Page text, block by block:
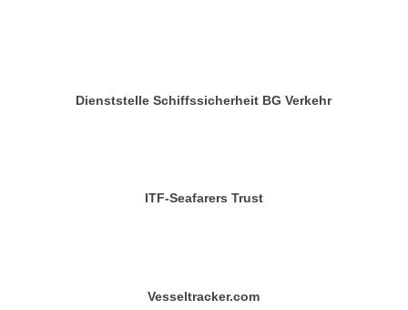
Dienststelle Schiffssicherheit BG Verkehr
ITF-Seafarers Trust
Vesseltracker.com